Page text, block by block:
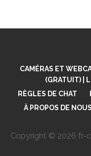
CAMÉRAS ET
(GRATUIT) |
RÈGLES DE CHAT
À PROPOS DE NOUS
Copyright © 2026 fr-